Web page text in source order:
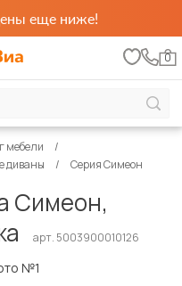
еще ниже!
0
мебели
диваны Серия Симеон
Симеон,
арт. 5003900010126